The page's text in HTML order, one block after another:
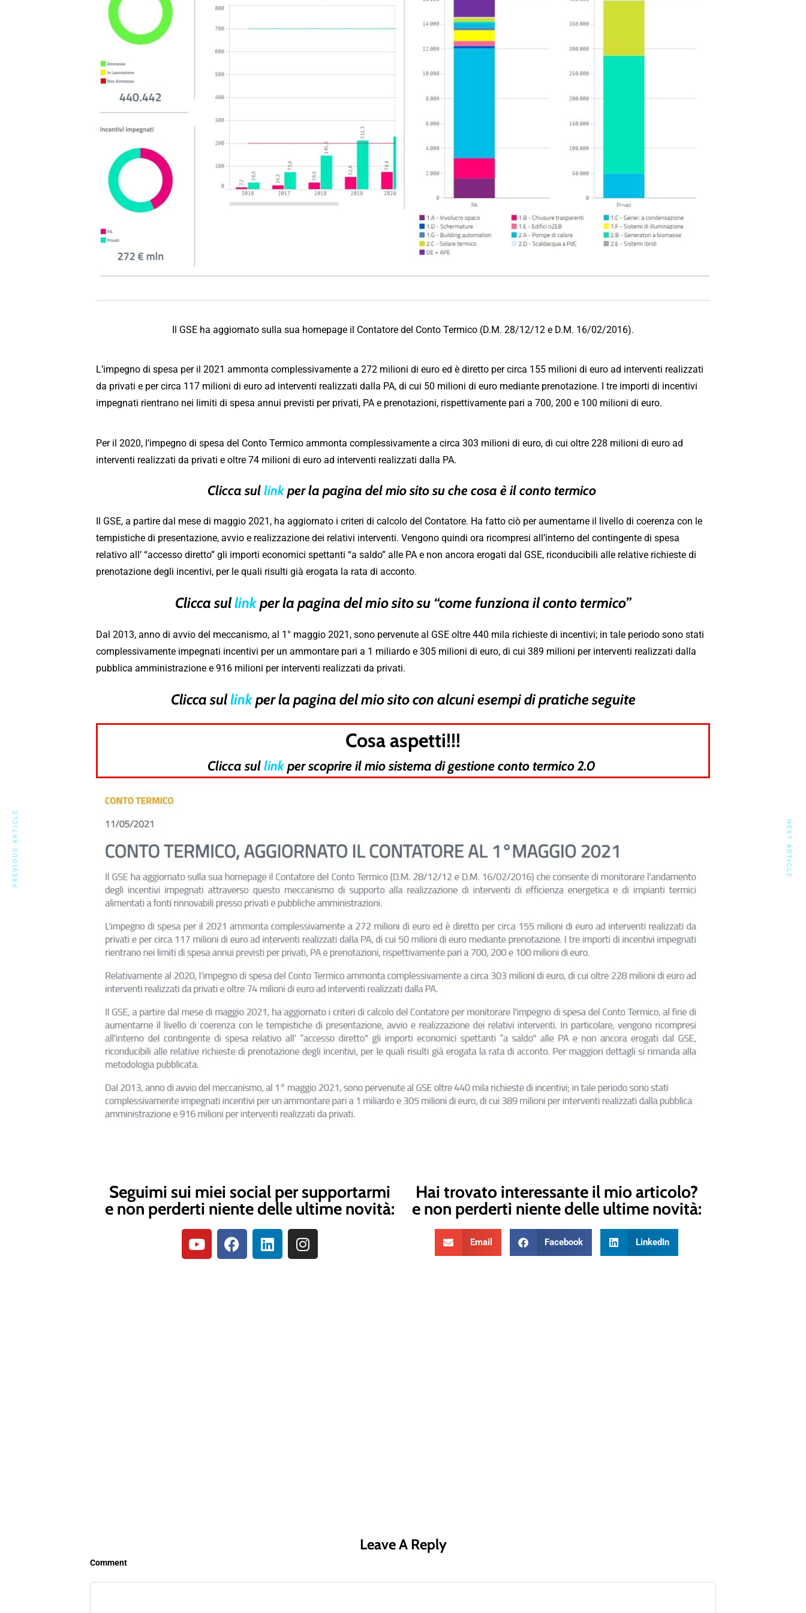
Il GSE ha aggiornato sulla sua homepage il Contatore del Conto Termico (D.M. 28/12/12 e D.M. 16/02/2016).
L’impegno di spesa per il 2021 ammonta complessivamente a 272 milioni di euro ed è diretto per circa 155 milioni di euro ad interventi realizzati
da privati e per circa 117 milioni di euro ad interventi realizzati dalla PA, di cui 50 milioni di euro mediante prenotazione. I tre importi di incentivi
impegnati rientrano nei limiti di spesa annui previsti per privati, PA e prenotazioni, rispettivamente pari a 700, 200 e 100 milioni di euro.
Per il 2020, l’impegno di spesa del Conto Termico ammonta complessivamente a circa 303 milioni di euro, di cui oltre 228 milioni di euro ad
interventi realizzati da privati e oltre 74 milioni di euro ad interventi realizzati dalla PA.
Clicca sullink per la pagina del mio sito su che cosa è il conto termico
Il GSE, a partire dal mese di maggio 2021, ha aggiornato i criteri di calcolo del Contatore. Ha fatto ciò per aumentarne il livello di coerenza con le
tempistiche di presentazione, avvio e realizzazione dei relativi interventi. Vengono quindi ora ricompresi all’interno del contingente di spesa
relativo all’ “accesso diretto” gli importi economici spettanti “a saldo” alle PA e non ancora erogati dal GSE, riconducibili alle relative richieste di
prenotazione degli incentivi, per le quali risulti già erogata la rata di acconto.
Clicca sullinkper la pagina del mio sito su “come funziona il conto termico”
Dal 2013, anno di avvio del meccanismo, al 1° maggio 2021, sono pervenute al GSE oltre 440 mila richieste di incentivi; in tale periodo sono stati
complessivamente impegnati incentivi per un ammontare pari a 1 miliardo e 305 milioni di euro, di cui 389 milioni per interventi realizzati dalla
pubblica amministrazione e 916 milioni per interventi realizzati da privati.
Clicca sullinkper la pagina del mio sito con alcuni esempi di pratiche seguite
Cosa aspetti!!!
Clicca sullinkper scoprire il mio sistema di gestione conto termico 2.0
Seguimi sui miei social per supportarmi
e non perderti niente delle ultime novità:
Hai trovato interessante il mio articolo?
e non perderti niente delle ultime novità:
Email Facebook LinkedIn
Leave A Reply
Comment
PREVIOUS ARTICLE NEXT ARTICLE